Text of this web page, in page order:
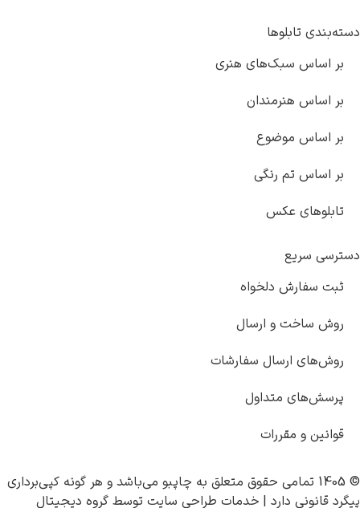
هنری
رنگی
دلخواه
ارسال
سفارشات
چاپبومی‌باشد و هر گونه کپی‌برداری
| خدمات طراحی سایت توسط گروه دیجیتال